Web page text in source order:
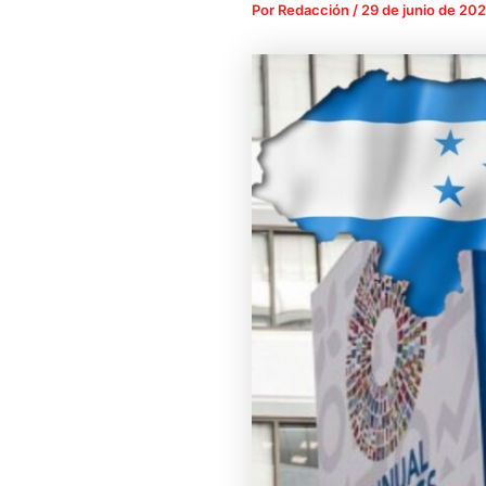
Por Redacción / 29 de junio de